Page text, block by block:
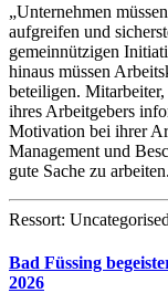
„Unternehmen
aufgreifen und
gemeinnützigen
hinaus müssen
beteiligen.
ihres Arbeitgebers
Motivation bei ihrer
Management und
gute Sache zu
Ressort: Uncategorised
Bad Füssing
2026